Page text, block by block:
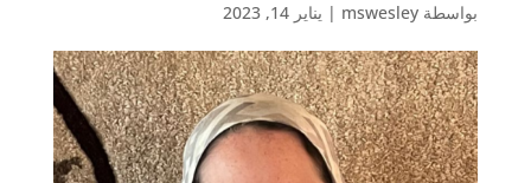
بواسطة mswesley
| يناير 14, 2023